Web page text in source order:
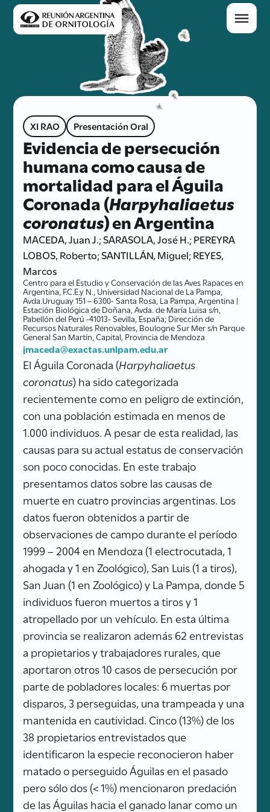
XI RAO Presentación Oral
Evidencia de persecución
humana como causa de
mortalidad para el Águila
Coronada (Harpyhaliaetus
coronatus) en Argentina
MACEDA, Juan J.; SARASOLA, José H.; PEREYRA
LOBOS, Roberto; SANTILLÁN, Miguel; REYES,
Marcos
Centro para el Estudio y Conservación de las Aves Rapaces en
Argentina, F.C.E.y N., Universidad Nacional de La Pampa,
Avda.Uruguay 151 – 6300- Santa Rosa, La Pampa, Argentina |
Estación Biológica de Doñana, Avda. de María Luisa s/n,
Pabellón del Perú -41013- Sevilla, España; Dirección de
Recursos Naturales Renovables, Boulogne Sur Mer s/n Parque
General San Martín, Capital, Provincia de Mendoza
jmaceda@exactas.unlpam.edu.ar
El Águila Coronada (Harpyhaliaetus
coronatus) ha sido categorizada
recientemente como en peligro de extinción,
con una población estimada en menos de
1.000 individuos. A pesar de esta realidad, las
causas para su actual estatus de conservación
son poco conocidas. En este trabajo
presentamos datos sobre las causas de
muerte en cuatro provincias argentinas. Los
datos fueron obtenidos a partir de
observaciones de campo durante el período
1999 – 2004 en Mendoza (1 electrocutada, 1
ahogada y 1 en Zoológico), San Luis (1 a tiros),
San Juan (1 en Zoológico) y La Pampa, donde 5
individuos fueron muertos a tiros y 1
atropellado por un vehículo. En esta última
provincia se realizaron además 62 entrevistas
a propietarios y trabajadores rurales, que
aportaron otros 10 casos de persecución por
parte de pobladores locales: 6 muertas por
disparos, 3 perseguidas, una trampeada y una
mantenida en cautividad. Cinco (13%) de los
38 propietarios entrevistados que
identificaron la especie reconocieron haber
matado o perseguido Águilas en el pasado
pero sólo dos (< 1%) mencionaron predación
de las Águilas hacia el ganado lanar como un